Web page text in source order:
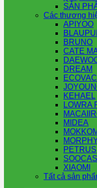
SẢN
Các thương
APIYOO
BRUNO
CATE
DREAM
KEHAEL
LOWRA
MIDEA
PETRUS
SOOCAS
XIAOMI
Tất cả sản